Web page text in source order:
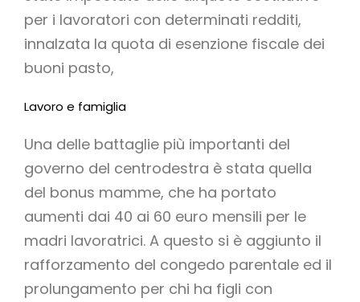
per i lavoratori con determinati redditi,
innalzata la quota di esenzione fiscale dei
buoni pasto,
Lavoro e famiglia
Una delle battaglie più importanti del
governo del centrodestra è stata quella
del bonus mamme, che ha portato
aumenti dai 40 ai 60 euro mensili per le
madri lavoratrici. A questo si è aggiunto il
rafforzamento del congedo parentale ed il
prolungamento per chi ha figli con